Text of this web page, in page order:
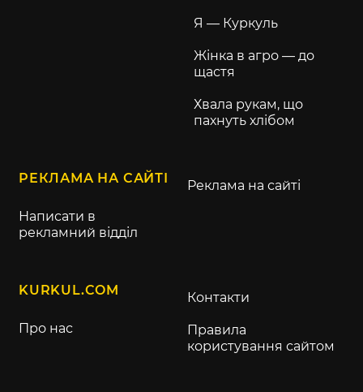
Я — Куркуль
Жінка в агро — до
щастя
Хвала рукам, що
пахнуть хлібом
РЕКЛАМА НА САЙТІ
Написати в
рекламний відділ
Реклама на сайті
KURKUL.COM
Про нас
Контакти
Правила
користування сайтом